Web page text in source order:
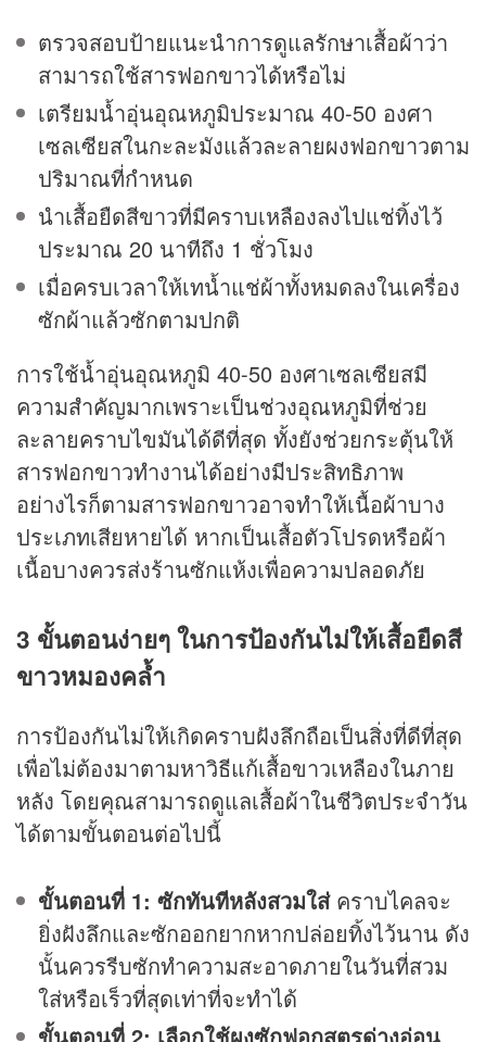
ตรวจสอบป้ายแนะนำการดูแลรักษาเสื้อผ้าว่า
สามารถใช้สารฟอกขาวได้หรือไม่
เตรียมน้ำอุ่นอุณหภูมิประมาณ 40-50 องศา
เซลเซียสในกะละมังแล้วละลายผงฟอกขาวตาม
ปริมาณที่กำหนด
นำเสื้อยืดสีขาวที่มีคราบเหลืองลงไปแช่ทิ้งไว้
ประมาณ 20 นาทีถึง 1 ชั่วโมง
เมื่อครบเวลาให้เทน้ำแช่ผ้าทั้งหมดลงในเครื่อง
ซักผ้าแล้วซักตามปกติ
การใช้น้ำอุ่นอุณหภูมิ 40-50 องศาเซลเซียสมี
ความสำคัญมากเพราะเป็นช่วงอุณหภูมิที่ช่วย
ละลายคราบไขมันได้ดีที่สุด ทั้งยังช่วยกระตุ้นให้
สารฟอกขาวทำงานได้อย่างมีประสิทธิภาพ
อย่างไรก็ตามสารฟอกขาวอาจทำให้เนื้อผ้าบาง
ประเภทเสียหายได้ หากเป็นเสื้อตัวโปรดหรือผ้า
เนื้อบางควรส่งร้านซักแห้งเพื่อความปลอดภัย
3 ขั้นตอนง่ายๆ ในการป้องกันไม่ให้เสื้อยืดสี
ขาวหมองคล้ำ
การป้องกันไม่ให้เกิดคราบฝังลึกถือเป็นสิ่งที่ดีที่สุด
เพื่อไม่ต้องมาตามหาวิธีแก้เสื้อขาวเหลืองในภาย
หลัง โดยคุณสามารถดูแลเสื้อผ้าในชีวิตประจำวัน
ได้ตามขั้นตอนต่อไปนี้
ขั้นตอนที่ 1: ซักทันทีหลังสวมใส่คราบไคลจะ
ยิ่งฝังลึกและซักออกยากหากปล่อยทิ้งไว้นาน ดัง
นั้นควรรีบซักทำความสะอาดภายในวันที่สวม
ใส่หรือเร็วที่สุดเท่าที่จะทำได้
ขั้นตอนที่ 2: เลือกใช้ผงซักฟอกสูตรด่างอ่อน